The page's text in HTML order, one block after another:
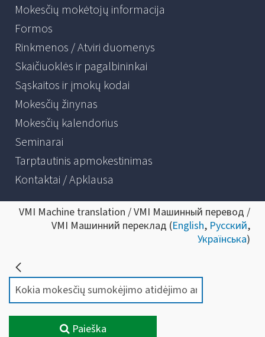
Mokesčių mokėtojų informacija
Formos
Rinkmenos / Atviri duomenys
Skaičiuoklės ir pagalbininkai
Sąskaitos ir įmokų kodai
Mokesčių žinynas
Mokesčių kalendorius
Seminarai
Tarptautinis apmokestinimas
Kontaktai / Apklausa
VMI Machine translation / VMI Машинный перевод /
VMI Машинний переклад (English, Русский,
Українська)
Paieška